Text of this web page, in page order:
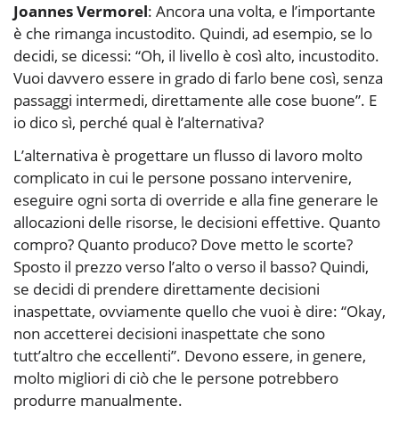
Joannes Vermorel: Ancora una volta, e l’importante
è che rimanga incustodito. Quindi, ad esempio, se lo
decidi, se dicessi: “Oh, il livello è così alto, incustodito.
Vuoi davvero essere in grado di farlo bene così, senza
passaggi intermedi, direttamente alle cose buone”. E
io dico sì, perché qual è l’alternativa?
L’alternativa è progettare un flusso di lavoro molto
complicato in cui le persone possano intervenire,
eseguire ogni sorta di override e alla fine generare le
allocazioni delle risorse, le decisioni effettive. Quanto
compro? Quanto produco? Dove metto le scorte?
Sposto il prezzo verso l’alto o verso il basso? Quindi,
se decidi di prendere direttamente decisioni
inaspettate, ovviamente quello che vuoi è dire: “Okay,
non accetterei decisioni inaspettate che sono
tutt’altro che eccellenti”. Devono essere, in genere,
molto migliori di ciò che le persone potrebbero
produrre manualmente.